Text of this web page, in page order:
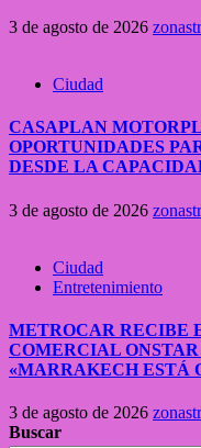
3 de agosto de 2026
Ciudad
CASAPLAN
OPORTUNIDADES
DESDE LA
3 de agosto de 2026
Ciudad
Entretenimiento
METROCAR RECIBE
COMERCIAL
«MARRAKECH ESTÁ
3 de agosto de 2026
Buscar